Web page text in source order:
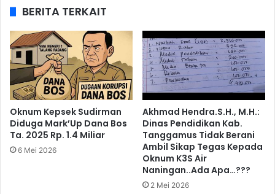
BERITA TERKAIT
Oknum Kepsek Sudirman
Diduga Mark’Up Dana Bos
Ta. 2025 Rp. 1.4 Miliar
6 Mei 2026
Akhmad Hendra.S.H., M.H.:
Dinas Pendidikan Kab.
Tanggamus Tidak Berani
Ambil Sikap Tegas Kepada
Oknum K3S Air
Naningan..Ada Apa…???
2 Mei 2026